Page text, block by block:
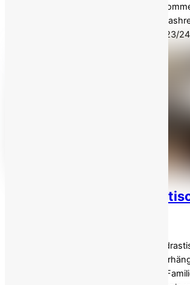
Mullahs katastrophale Ausmaße
zensierten Statistiken des Regimes (
Februar 2025 ) wurden im Schuljahr 2023/
Iran: Aufschrei nach
Das iranische Regime hat offiziell eine
Preiserhöhung für traditionelles Brot
Grundnahrungsmittel für Millionen von